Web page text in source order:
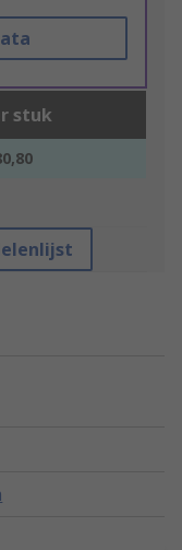
stuk